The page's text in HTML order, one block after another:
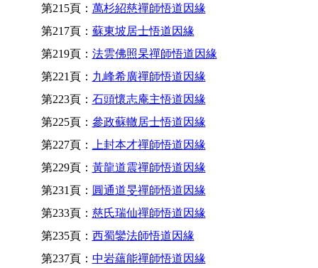
第215頁： 萬杉紹慈禪師悟道因緣
第217頁： 蘇東坡居士悟道因緣
第219頁： 法雲佛照杲禪師悟道因緣
第221頁： 九峰希廣禪師悟道因緣
第223頁： 石頭懷志庵主悟道因緣
第225頁： 參政蘇轍居士悟道因緣
第227頁：
上封本才禪師悟道因緣
第229頁： 黃龍道震禪師悟道因緣
第231頁： 圓通道旻禪師悟道因緣
第233頁： 慈氏瑞仙禪師悟道因緣
第235頁： 西蜀鑾法師悟道因緣
第237頁： 中岩蘊能禪師悟道因緣